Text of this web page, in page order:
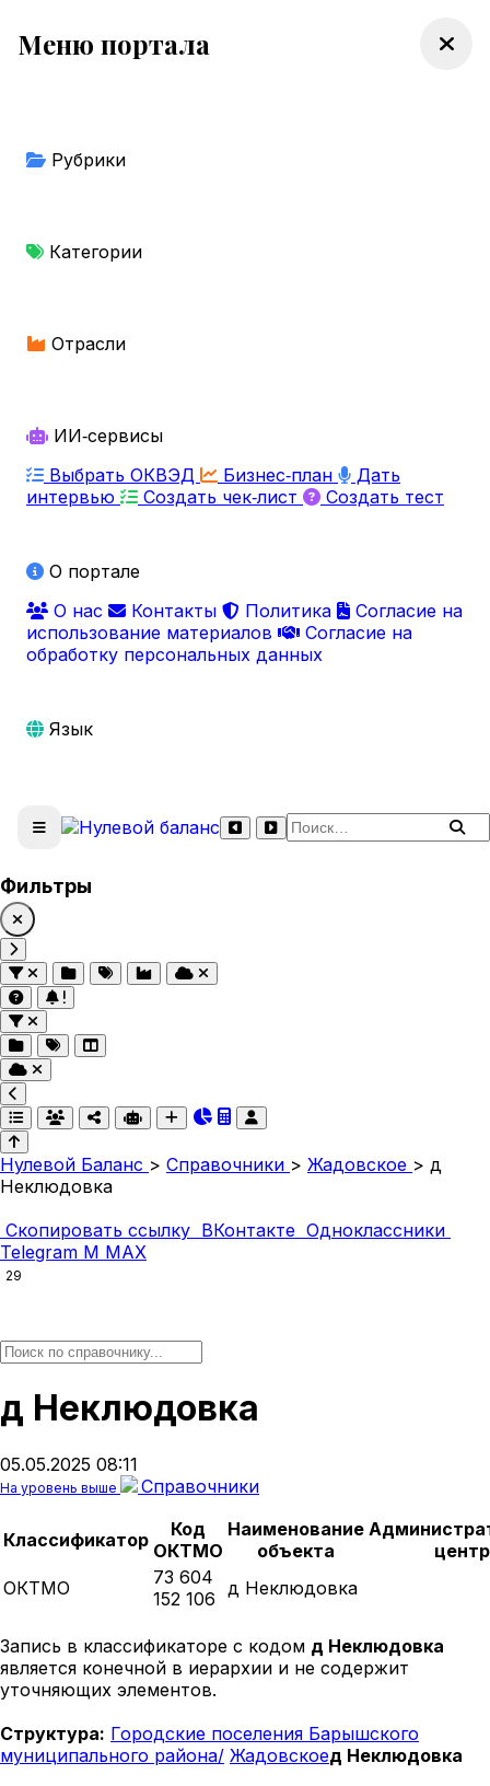
Меню портала
Рубрики
Категории
Отрасли
ИИ‑сервисы
Выбрать ОКВЭД
Бизнес‑план
Дать
интервью
Создать чек‑лист Создать тест
О портале
О нас
Контакты Политика
Согласие на
использование материалов
Согласие на
обработку персональных данных
Язык
Поиск по сайту
Фильтры
Нулевой Баланс > Справочники > Жадовское > д
Неклюдовка
Скопировать ссылку ВКонтакте Одноклассники
Telegram M MAX
29
д Неклюдовка
05.05.2025 08:11
На уровень выше Справочники
Классификатор
Код
ОКТМО
Наименование
объекта
центр
ОКТМО
73 604
152 106
д Неклюдовка
Запись в классификаторе с кодом д Неклюдовка
является конечной в иерархии и не содержит
уточняющих элементов.
Структура: Городские поселения Барышского
муниципального района/ Жадовскоед Неклюдовка